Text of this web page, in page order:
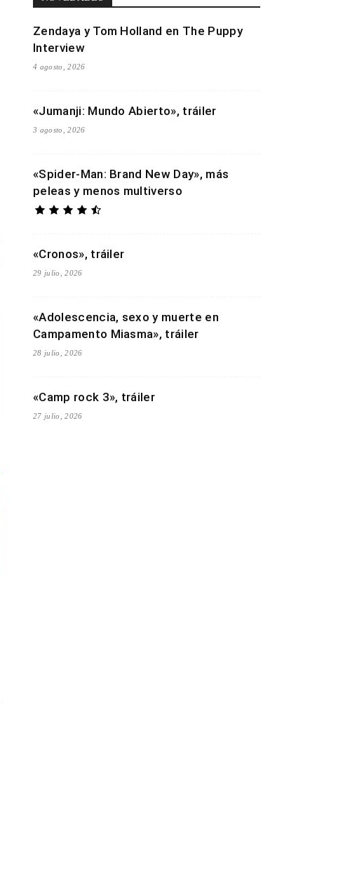
Zendaya y Tom Holland en The Puppy
Interview
4 agosto, 2026
«Jumanji: Mundo Abierto», tráiler
3 agosto, 2026
«Spider-Man: Brand New Day», más
peleas y menos multiverso
«Cronos», tráiler
29 julio, 2026
«Adolescencia, sexo y muerte en
Campamento Miasma», tráiler
28 julio, 2026
«Camp rock 3», tráiler
27 julio, 2026